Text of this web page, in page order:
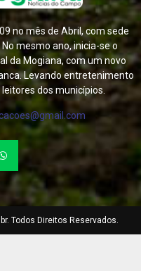
no mês de Abril, com sede
mesmo ano, inicia-se o
da Mogiana, com um novo
Levando entretenimento
dos municípios.
Todos Direitos Reservados.